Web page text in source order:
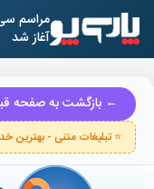
مراسم
آغاز شد
← بازگشت به صفحه
⭐ تبلیغات متنی - بهترین